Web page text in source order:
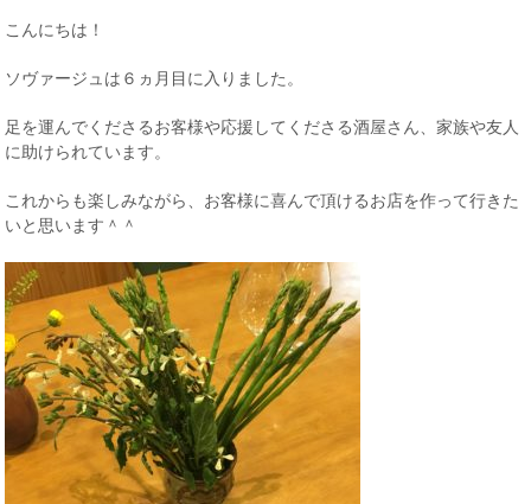
こんにちは！
ソヴァージュは６ヵ月目に入りました。
足を運んでくださるお客様や応援してくださる酒屋さん、家族や友人
に助けられています。
これからも楽しみながら、お客様に喜んで頂けるお店を作って行きた
いと思います＾＾